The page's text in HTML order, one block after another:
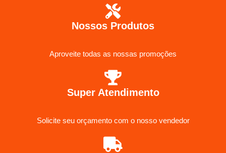
Nossos Produtos
Aproveite todas as nossas promoções
Super Atendimento
Solicite seu orçamento com o nosso vendedor